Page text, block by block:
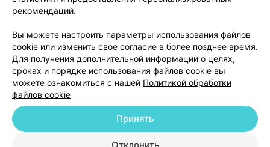
Персональные настройки cookie
Обработка персональных данных
© 2026 ООО «Артокс Лаб», УНП 191700409| 220012, Республика Беларусь,
рекомендаций.
Вы можете настроить параметры использования файлов
cookie или изменить свое согласие в более позднее время.
Для получения дополнительной информации о целях,
сроках и порядке использования файлов cookie вы
можете ознакомиться с нашей Политикой обработки
файлов cookie
Принять